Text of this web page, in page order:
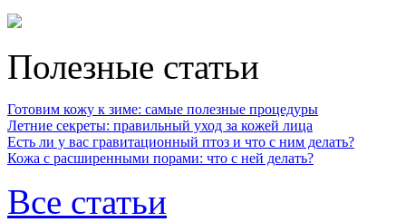
Полезные статьи
Готовим кожу к зиме: самые полезные процедуры
Летние секреты: правильный уход за кожей лица
Есть ли у вас гравитационный птоз и что с ним делать?
Кожа с расширенными порами: что с ней делать?
Все статьи